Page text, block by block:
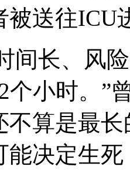
被送往ICU
间长、风
个小时。”
不算是最
能决定生